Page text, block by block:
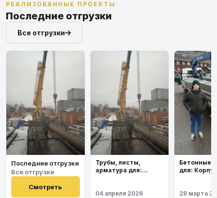
РЕАЛИЗОВАННЫЕ ПРОЕКТЫ
Последние отгрузки
Все отгрузки
Последние отгрузки
Все отгрузки
Смотреть
Трубы, листы,
арматура для:
04 апреля 2026
Бетонные
для:
28 марта